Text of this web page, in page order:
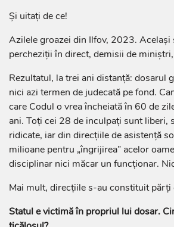
Și uitați de ce!
Azilele groazei din Ilfov, 2023. Același
percheziții în direct, demisii de
Rezultatul, la trei ani distanță: dosarul
nici azi termen de judecată pe fond.
care Codul o vrea încheiată în 60 de
ani. Toți cei 28 de inculpați sunt liberi,
ridicate, iar din direcțiile de asistență
milioane pentru „îngrijirea” acelor
disciplinar nici măcar un funcționar.
Mai mult, direcțiile s-au constituit părți
Statul e victimă în propriul lui dosar.